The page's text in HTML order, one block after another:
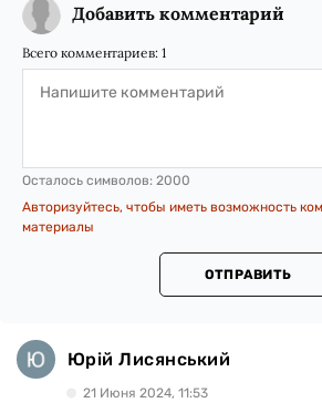
Добавить комментарий
Всего комментариев: 1
Осталось символов: 2000
Авторизуйтесь, чтобы иметь возможность
материалы
ОТПРАВИТЬ
Юрій Лисянський
21 Июня 2024, 11:53